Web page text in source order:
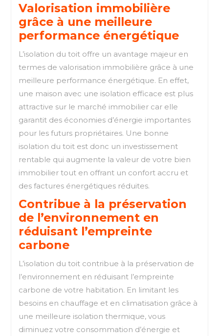
Valorisation immobilière
grâce à une meilleure
performance énergétique
L’isolation du toit offre un avantage majeur en
termes de valorisation immobilière grâce à une
meilleure performance énergétique. En effet,
une maison avec une isolation efficace est plus
attractive sur le marché immobilier car elle
garantit des économies d’énergie importantes
pour les futurs propriétaires. Une bonne
isolation du toit est donc un investissement
rentable qui augmente la valeur de votre bien
immobilier tout en offrant un confort accru et
des factures énergétiques réduites.
Contribue à la préservation
de l’environnement en
réduisant l’empreinte
carbone
L’isolation du toit contribue à la préservation de
l’environnement en réduisant l’empreinte
carbone de votre habitation. En limitant les
besoins en chauffage et en climatisation grâce à
une meilleure isolation thermique, vous
diminuez votre consommation d’énergie et